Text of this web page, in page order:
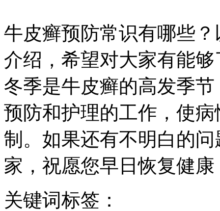
牛皮癣预防常识有哪些
介绍，希望对大家有能
冬季是牛皮癣的高发季
预防和护理的工作，使
制。如果还有不明白的
家，祝愿您早日恢复健康
关键词标签：